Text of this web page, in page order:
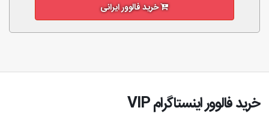
خرید فالوور ایرانی
خرید فالوور اینستاگرام VIP